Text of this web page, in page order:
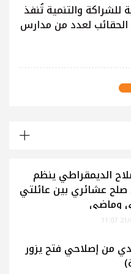
للشراكة والتنمية تُنفذ
لعدد من مدارس
الديمقراطي ينظم
عشائري بين عائلتي
وماضي
من إصلاحي فتح يزور